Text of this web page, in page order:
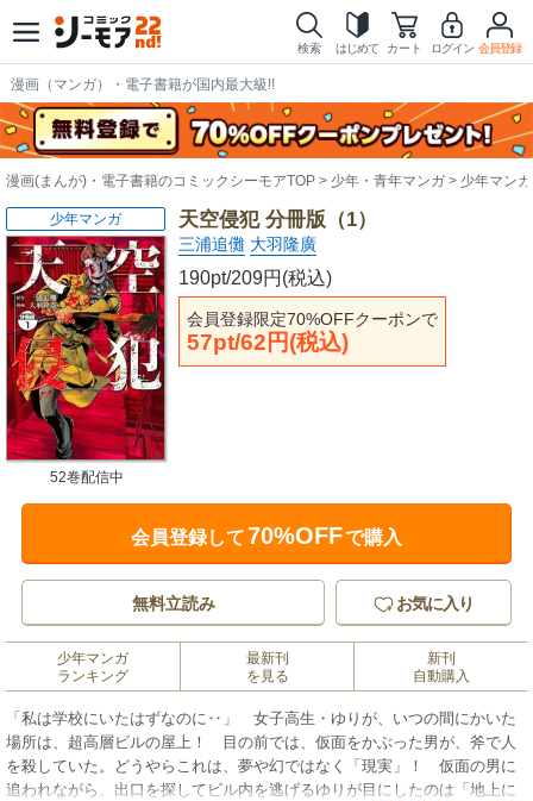
検索 はじめて カート ログイン 会員登録
漫画（マンガ）・電子書籍が国内最大級!!
漫画(まんが)・電子書籍のコミックシーモアTOP 少年・青年マンガ 少年マンガ
天空侵犯 分冊版（1）
三浦追儺 大羽隆廣
190pt/209円(税込)
会員登録限定70%OFFクーポンで
57pt/62円(税込)
少年マンガ
52巻配信中
会員登録して70%OFFで購入
無料立読み お気に入り
少年マンガ
ランキング
最新刊
を見る
新刊
自動購入
「私は学校にいたはずなのに‥」 女子高生・ゆりが、いつの間にかいた
場所は、超高層ビルの屋上！ 目の前では、仮面をかぶった男が、斧で人
を殺していた。どうやらこれは、夢や幻ではなく「現実」！ 仮面の男に
追われながら、出口を探してビル内を逃げるゆりが目にしたのは「地上に